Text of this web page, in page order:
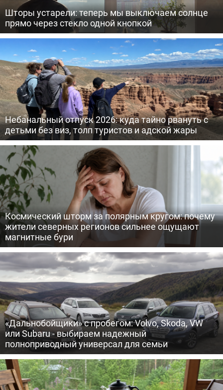
Шторы устарели: теперь мы выключаем солнце
прямо через стекло одной кнопкой
Небанальный отпуск 2026: куда тайно рвануть с
детьми без виз, толп туристов и адской жары
Космический шторм за полярным кругом: почему
жители северных регионов сильнее ощущают
магнитные бури
«Дальнобойщики» с пробегом: Volvo, Skoda, VW
или Subaru - выбираем надежный
полноприводный универсал для семьи